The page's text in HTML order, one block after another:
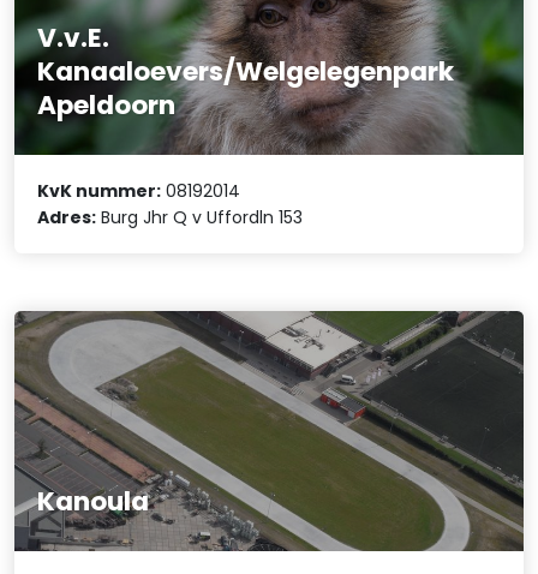
V.v.E.
Kanaaloevers/Welgelegenpark
Apeldoorn
KvK nummer: 08192014
Adres: Burg Jhr Q v Uffordln 153
Kanoula